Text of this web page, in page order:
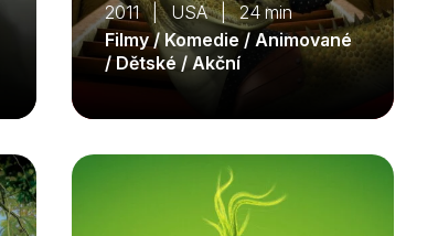
2011 | USA | 24 min
Filmy / Komedie / Animované
/ Dětské / Akční